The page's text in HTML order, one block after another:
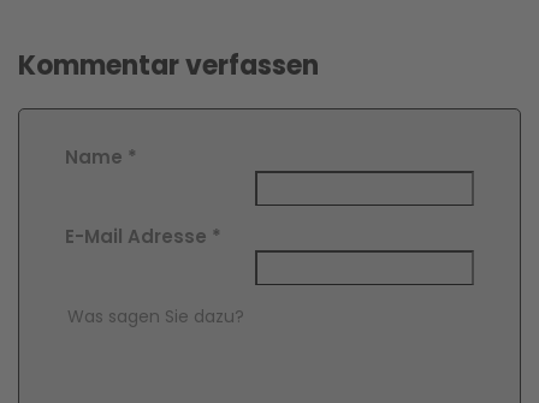
Kommentar verfassen
Name *
E-Mail Adresse *
Comment Text*